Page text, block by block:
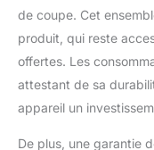
de coupe. Cet
produit, qui reste
offertes. Les
attestant de sa
appareil un
De plus, une garantie